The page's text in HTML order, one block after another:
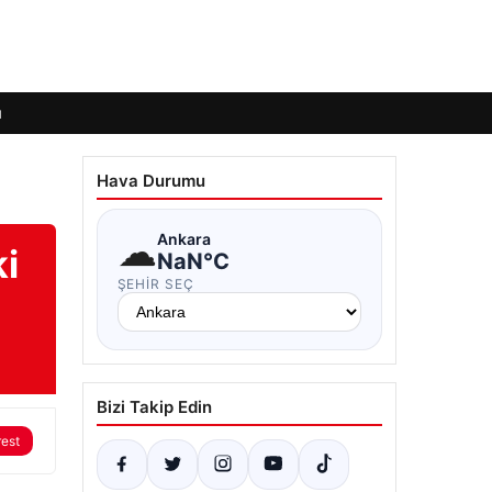
Hava Durumu
☁Ankara
NaN°C
ŞEHIR SEÇ
Bizi Takip Edin